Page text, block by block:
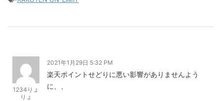
1234りょ
りょ
2021年1月29日 5:32 PM
楽天ポイントせどりに悪い影響がありませんよう
に、、